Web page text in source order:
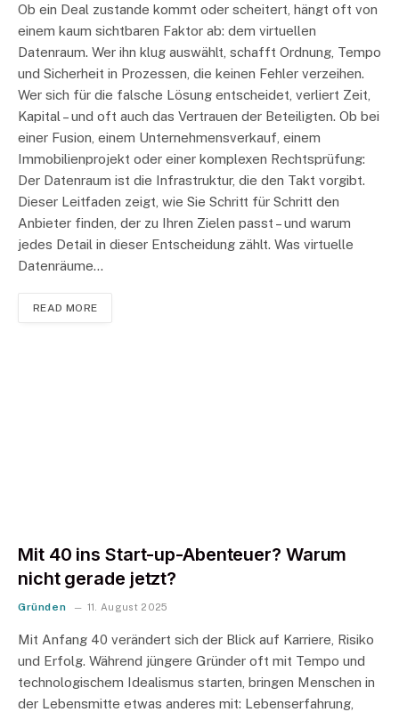
Ob ein Deal zustande kommt oder scheitert, hängt oft von
einem kaum sichtbaren Faktor ab: dem virtuellen
Datenraum. Wer ihn klug auswählt, schafft Ordnung, Tempo
und Sicherheit in Prozessen, die keinen Fehler verzeihen.
Wer sich für die falsche Lösung entscheidet, verliert Zeit,
Kapital – und oft auch das Vertrauen der Beteiligten. Ob bei
einer Fusion, einem Unternehmensverkauf, einem
Immobilienprojekt oder einer komplexen Rechtsprüfung:
Der Datenraum ist die Infrastruktur, die den Takt vorgibt.
Dieser Leitfaden zeigt, wie Sie Schritt für Schritt den
Anbieter finden, der zu Ihren Zielen passt – und warum
jedes Detail in dieser Entscheidung zählt. Was virtuelle
Datenräume…
READ MORE
Mit 40 ins Start-up-Abenteuer? Warum
nicht gerade jetzt?
Gründen 11. August 2025
Mit Anfang 40 verändert sich der Blick auf Karriere, Risiko
und Erfolg. Während jüngere Gründer oft mit Tempo und
technologischem Idealismus starten, bringen Menschen in
der Lebensmitte etwas anderes mit: Lebenserfahrung,